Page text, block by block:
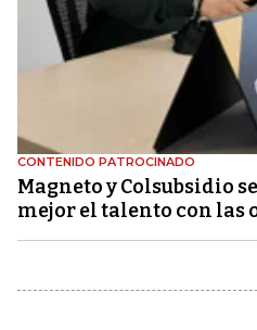
CONTENIDO PATROCINADO
Magneto y Colsubsidio
mejor el talento con las